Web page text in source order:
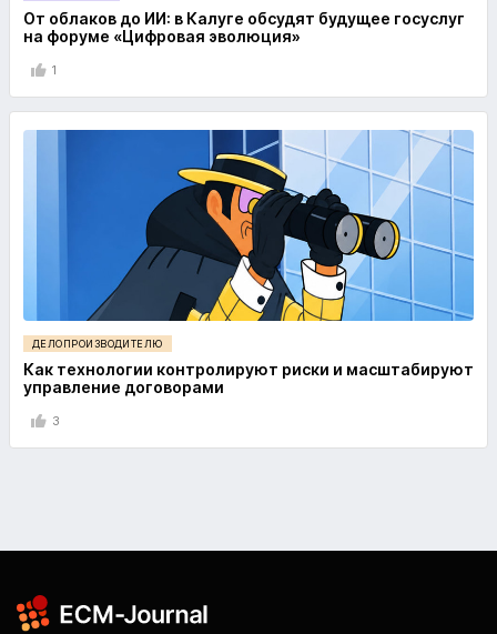
От облаков до ИИ: в Калуге обсудят будущее госуслуг
на форуме «Цифровая эволюция»
1
ДЕЛОПРОИЗВОДИТЕЛЮ
Как технологии контролируют риски и масштабируют
управление договорами
3